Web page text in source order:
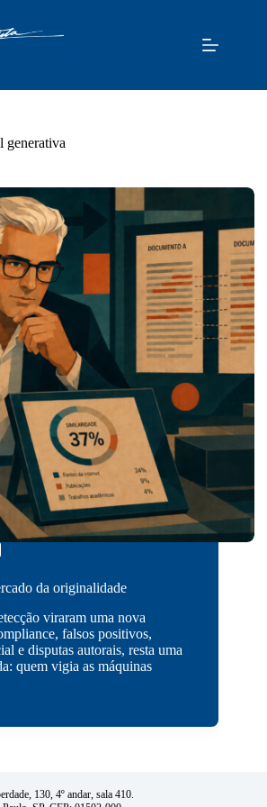
generativa
da originalidade
viraram uma nova
falsos positivos,
e disputas autorais, resta uma
quem vigia as máquinas
130, 4º andar, sala 410.